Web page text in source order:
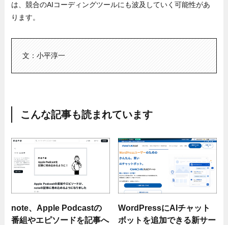
は、競合のAIコーディングツールにも波及していく可能性があ
ります。
文：小平淳一
こんな記事も読まれています
note、Apple Podcastの
番組やエピソードを記事へ
WordPressにAIチャット
ボットを追加できる新サー